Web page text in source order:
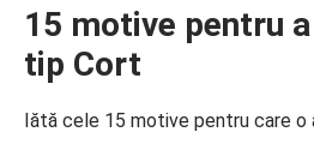
15 motive pentru
tip Cort
Iătă cele 15 motive pentru care